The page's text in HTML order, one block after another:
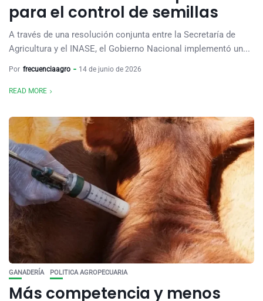
para el control de semillas
A través de una resolución conjunta entre la Secretaría de
Agricultura y el INASE, el Gobierno Nacional implementó un...
Por frecuenciaagro 14 de junio de 2026
READ MORE
GANADERÍA POLITICA AGROPECUARIA
Más competencia y menos